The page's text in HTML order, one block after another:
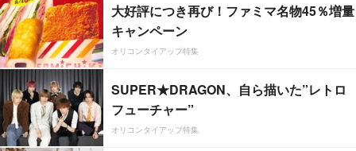
大好評につき再び！ファミマ名物45％増量
キャンペーン
オリコンタイアップ特集
SUPER★DRAGON、自ら描いた”レトロ
フューチャー”
オリコンタイアップ特集